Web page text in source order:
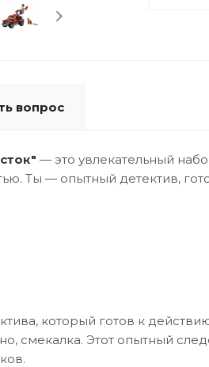
вопрос
— это увлекательный
Ты — опытный детектив,
который готов к
смекалка. Этот опытный